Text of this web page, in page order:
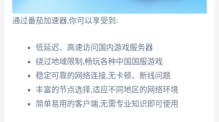
通过番茄加速器,你可以享受到:
低延迟、高速访问国内游戏服务器
绕过地域限制,畅玩各种中国国服游戏
稳定可靠的网络连接,无卡顿、断线问题
丰富的节点选择,适应不同地区的网络环境
简单易用的客户端,无需专业知识即可使用